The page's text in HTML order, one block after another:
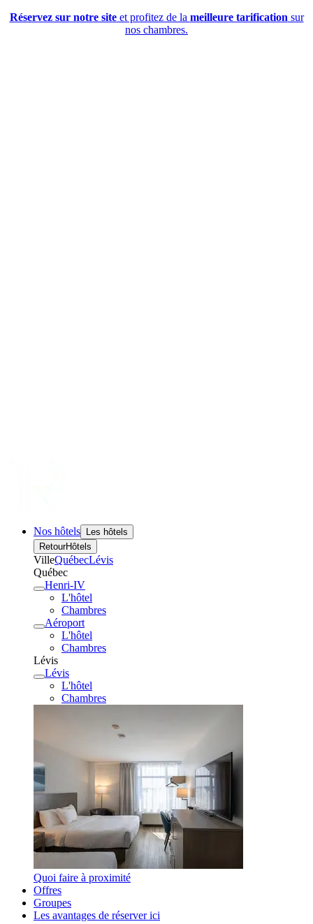
Réservez sur notre siteet profitez de la meilleure tarification sur
nos chambres.
Nos hôtels
Les hôtels
RetourHôtels
VilleQuébecLévis
Québec
Henri-IV
L'hôtel
Chambres
Aéroport
L'hôtel
Chambres
Lévis
Lévis
L'hôtel
Chambres
Quoi faire à proximité
Offres
Groupes
Les avantages de réserver ici